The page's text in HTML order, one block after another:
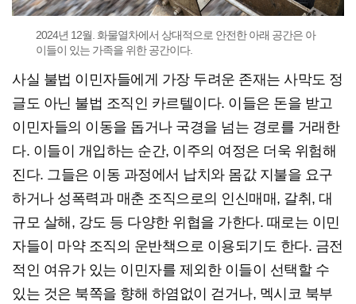
2024년 12월. 화물열차에서 상대적으로 안전한 아래 공간은 아
이들이 있는 가족을 위한 공간이다.
사실 불법 이민자들에게 가장 두려운 존재는 사막도 정
글도 아닌 불법 조직인 카르텔이다. 이들은 돈을 받고
이민자들의 이동을 돕거나 국경을 넘는 경로를 거래한
다. 이들이 개입하는 순간, 이주의 여정은 더욱 위험해
진다. 그들은 이동 과정에서 납치와 몸값 지불을 요구
하거나 성폭력과 매춘 조직으로의 인신매매, 갈취, 대
규모 살해, 강도 등 다양한 위협을 가한다. 때로는 이민
자들이 마약 조직의 운반책으로 이용되기도 한다. 금전
적인 여유가 있는 이민자를 제외한 이들이 선택할 수
있는 것은 북쪽을 향해 하염없이 걷거나, 멕시코 북부